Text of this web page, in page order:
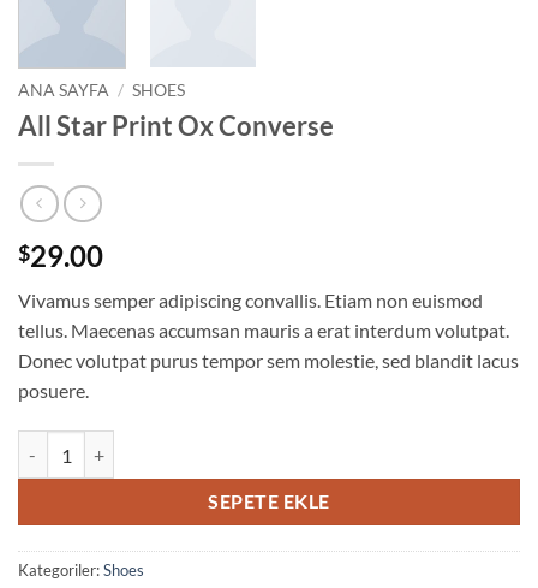
ANA SAYFA / SHOES
All Star Print Ox Converse
$29.00
Vivamus semper adipiscing convallis. Etiam non euismod
tellus. Maecenas accumsan mauris a erat interdum volutpat.
Donec volutpat purus tempor sem molestie, sed blandit lacus
posuere.
SEPETE EKLE
Kategoriler:Shoes